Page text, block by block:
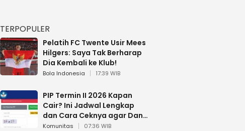
TERPOPULER
Pelatih FC Twente Usir Mees
Hilgers: Saya Tak Berharap
Dia Kembali ke Klub!
Bola Indonesia 17:39 WIB
PIP Termin II 2026 Kapan
Cair? Ini Jadwal Lengkap
dan Cara Ceknya agar Dana
Tidak Hangus!
Komunitas 07:36 WIB